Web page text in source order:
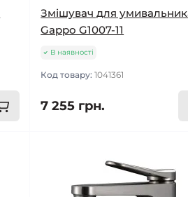
Змішувач для
Gappo G1007-11
В наявності
Код товару:1041361
7 255 грн.